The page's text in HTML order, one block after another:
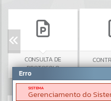
CONSULTA DE
PROTOCOLO
Erro
SISTEMA
Gerenciamento do